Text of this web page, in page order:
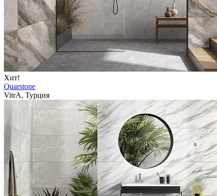
Хит!
Quarstone
VitrA, Турция